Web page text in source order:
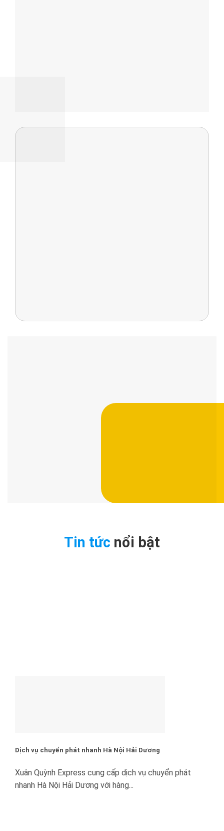
Tin tức nổi bật
Dịch vụ chuyển phát nhanh Hà Nội Hải Dương
Xuân Quỳnh Express cung cấp dịch vụ chuyển phát
nhanh Hà Nội Hải Dương với hàng...